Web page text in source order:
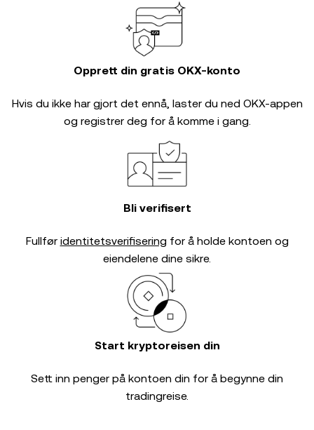
Opprett din gratis OKX-konto
Hvis du ikke har gjort det ennå, laster du ned OKX-appen
og registrer deg for å komme i gang.
Bli verifisert
Fullfør identitetsverifisering for å holde kontoen og
eiendelene dine sikre.
Start kryptoreisen din
Sett inn penger på kontoen din for å begynne din
tradingreise.